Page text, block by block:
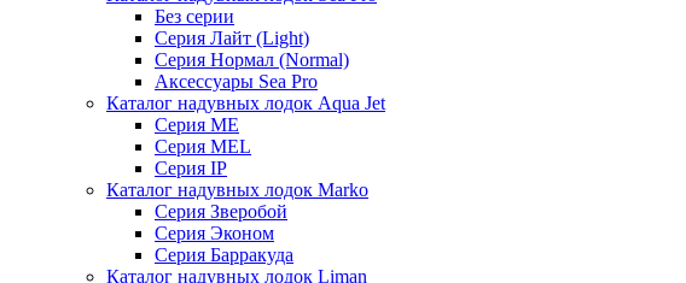
Без серии
Серия Лайт (Light)
Серия Нормал (Normal)
Аксессуары Sea Pro
Каталог надувных лодок Aqua Jet
Серия ME
Серия MEL
Серия IP
Каталог надувных лодок Marko
Серия Зверобой
Серия Эконом
Серия Барракуда
Каталог надувных лодок Liman